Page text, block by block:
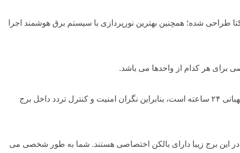
طراحی شده؛ همچنین بهترین نورپردازی با سیستم برق هوشمند اجرا
برای هر کدام از واحدها می باشد.
· این برج بلند دارای سرایداری و نگهبانی ۲۴ ساعته است، بنابراین نگران امنیت و کنترل تردد داخل برج
این برج زیبا دارای بالکن اختصاصی هستند. شما به طور شخصی می